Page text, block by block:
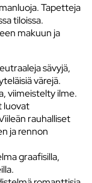
Tapetteja
tiloissa.
makuun ja
sävyjä,
värejä.
viimeistelty ilme.
luovat
rauhalliset
ja rennon
graafisilla,